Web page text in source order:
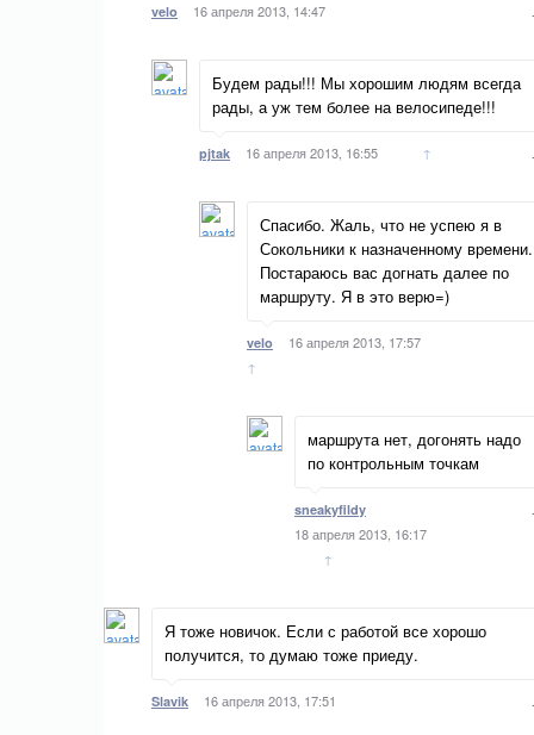
velo 16 апреля 2013, 14:47
Будем рады!!! Мы хорошим людям всегда
рады, а уж тем более на велосипеде!!!
pjtak 16 апреля 2013, 16:55 ↑
Спасибо. Жаль, что не успею я в
Сокольники к назначенному времени.
Постараюсь вас догнать далее по
маршруту. Я в это верю=)
velo
16 апреля 2013, 17:57
↑
маршрута нет, догонять надо
по контрольным точкам
sneakyfildy
18 апреля 2013, 16:17
↑
Я тоже новичок. Если с работой все хорошо
получится, то думаю тоже приеду.
Slavik 16 апреля 2013, 17:51